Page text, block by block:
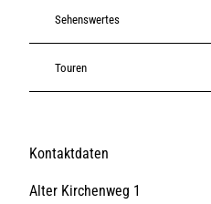
Sehenswertes
Touren
Kontaktdaten
Alter Kirchenweg 1